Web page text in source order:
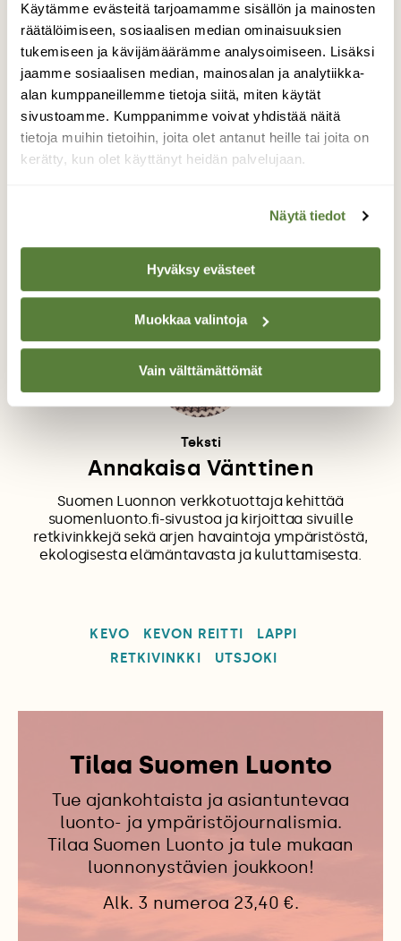
Käytämme evästeitä tarjoamamme sisällön ja mainosten
räätälöimiseen, sosiaalisen median ominaisuuksien
tukemiseen ja kävijämäärämme analysoimiseen. Lisäksi
jaamme sosiaalisen median, mainosalan ja analytiikka-
alan kumppaneillemme tietoja siitä, miten käytät
sivustoamme. Kumppanimme voivat yhdistää näitä
tietoja muihin tietoihin, joita olet antanut heille tai joita on
kerätty, kun olet käyttänyt heidän palvelujaan.
Näytä tiedot
Hyväksy evästeet
Muokkaa valintoja
Vain välttämättömät
Tunturijärvi Kevon reitillä.
Teksti
Annakaisa Vänttinen
Suomen Luonnon verkkotuottaja kehittää
suomenluonto.fi-sivustoa ja kirjoittaa sivuille
retkivinkkejä sekä arjen havaintoja ympäristöstä,
ekologisesta elämäntavasta ja kuluttamisesta.
KEVO KEVON REITTI
LAPPI
RETKIVINKKI
UTSJOKI
Tilaa Suomen Luonto
Tue ajankohtaista ja asiantuntevaa
luonto- ja ympäristöjournalismia.
Tilaa Suomen Luonto ja tule mukaan
luonnonystävien joukkoon!
Alk. 3 numeroa 23,40 €.